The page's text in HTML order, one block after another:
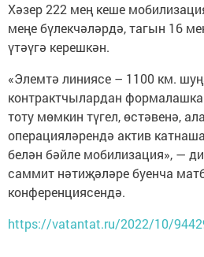
Хәзер 222 мең кеше
меңе бүлекчәләрдә, тагын 16
үтәүгә керешкән.
«Элемтә линиясе – 1100 км.
контрактчылардан
тоту мөмкин түгел, өстәвенә,
операцияләрендә актив
белән бәйле мобилизация», —
саммит нәтиҗәләре буенча
конференциясендә.
https://vatantat.ru/2022/10/